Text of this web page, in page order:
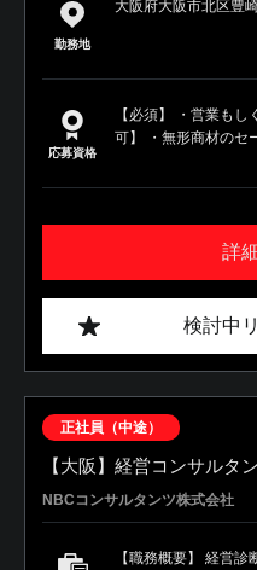
勤務地
大阪府大阪市北区豊
応募資格
【必須】 ・営業も
可】 ・無形商材のセ
詳
検討中
正社員（中途）
【大阪】経営コンサルタ
NBCコンサルタンツ株式会社
【職務概要】 経営